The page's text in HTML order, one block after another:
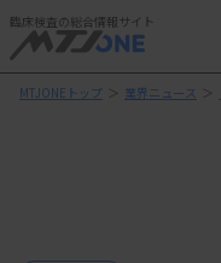
臨床検査の総合情報サイト
MTJONEトップ ＞ 業界ニュース ＞